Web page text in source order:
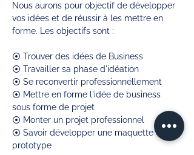
Nous aurons pour objectif de développer
vos idées et de réussir à les mettre en
forme. Les objectifs sont :
⦿ Trouver des idées de Business
⦿ Travailler sa phase d'idéation
⦿ Se reconvertir professionnellement
⦿ Mettre en forme l'idée de business
sous forme de projet
⦿ Monter un projet professionnel
⦿ Savoir développer une maquette ou un
prototype